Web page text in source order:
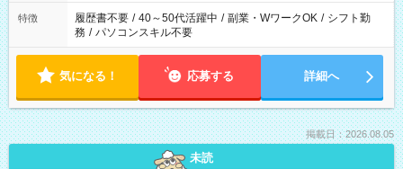
特徴 履歴書不要 / 40～50代活躍中 / 副業・WワークOK / シフト勤
務 / パソコンスキル不要
気になる！ 応募する 詳細へ
掲載日：2026.08.05
未読